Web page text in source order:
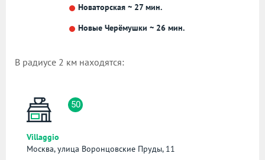
Новаторская ~ 27 мин.
Новые Черёмушки ~ 26 мин.
В радиусе 2 км находятся:
50
Villaggio
Москва, улица Воронцовские Пруды, 11